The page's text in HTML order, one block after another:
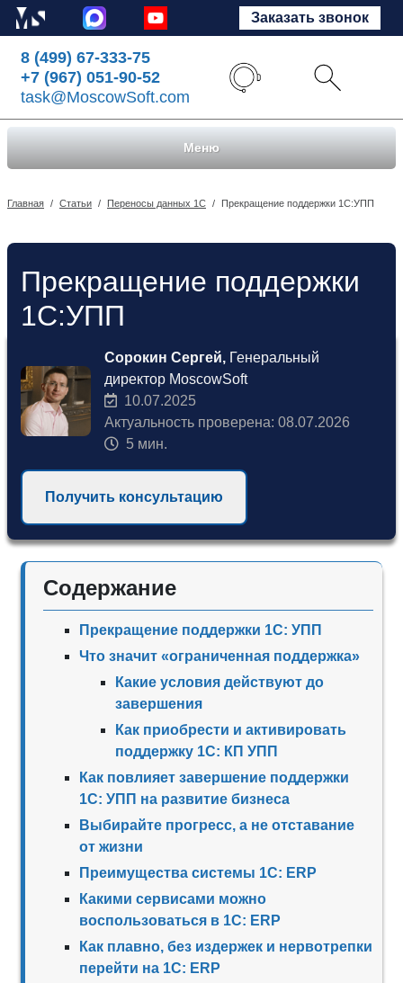
Заказать звонок
8 (499) 67-333-75
+7 (967) 051-90-52
task@MoscowSoft.com
Меню
Главная / Статьи / Переносы данных 1С / Прекращение поддержки 1С:УПП
Прекращение поддержки
1С:УПП
Сорокин Сергей, Генеральный
директор MoscowSoft
10.07.2025
Актуальность проверена: 08.07.2026
5 мин.
Получить консультацию
Содержание
Прекращение поддержки 1С: УПП
Что значит «ограниченная поддержка»
Какие условия действуют до
завершения
Как приобрести и активировать
поддержку 1С: КП УПП
Как повлияет завершение поддержки
1С: УПП на развитие бизнеса
Выбирайте прогресс, а не отставание
от жизни
Преимущества системы 1С: ERP
Какими сервисами можно
воспользоваться в 1С: ERP
Как плавно, без издержек и нервотрепки
перейти на 1С: ERP